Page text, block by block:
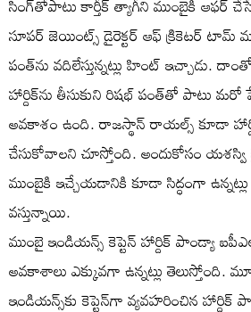
సూపర్ జెయింట్స్ డైరెక్టర్ ఆఫ్ క్రికెటర్ టామ్
పంత్‌ను వదిలేస్తున్నట్లు హింట్ ఇచ్చాడు.
హార్దిక్‌ను తీసుకుని రిషభ్ పంత్‌తో పాటు మరో
అవకాశం ఉంది. రాజస్థాన్ రాయల్స్ కూడా
చేసుకోవాలని చూస్తోంది. అందుకోసం యశస్వి
ముంబైకి ఇచ్చేయడానికి కూడా సిద్ధంగా ఉన్నట్లు
వస్తున్నాయి.
ముంబై ఇండియన్స్ కెప్టెన్ హార్దిక్ పాండ్యా
అవకాశాలు ఎక్కువగా ఉన్నట్లు తెలుస్తోంది.
ఇండియన్స్‌కు కెప్టెన్‌గా వ్యవహరించిన హార్దిక్